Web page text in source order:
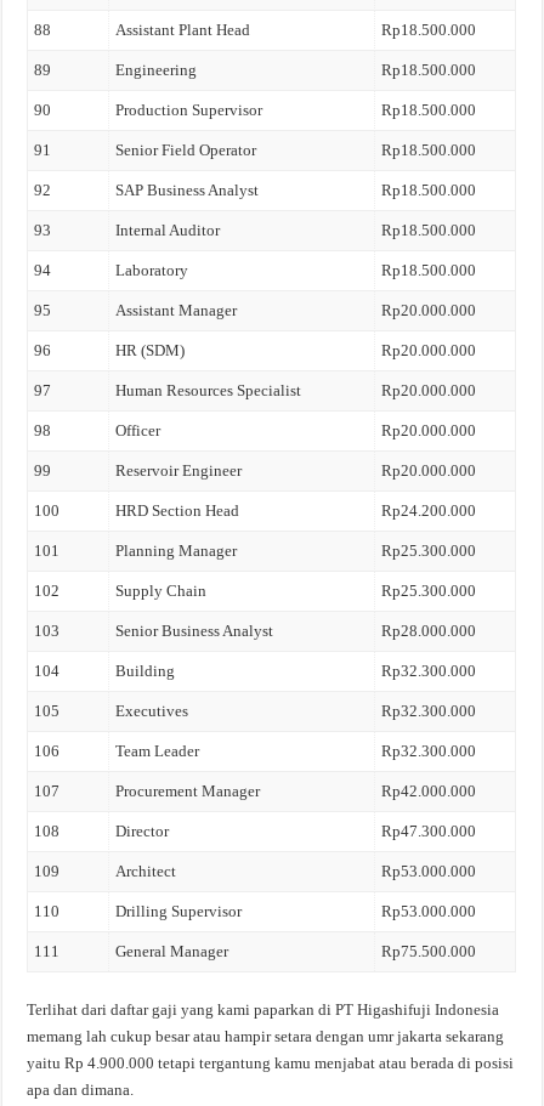
88 Assistant Plant Head Rp18.500.000
89 Engineering Rp18.500.000
90 Production Supervisor Rp18.500.000
91 Senior Field Operator Rp18.500.000
92 SAP Business Analyst Rp18.500.000
93 Internal Auditor Rp18.500.000
94 Laboratory Rp18.500.000
95 Assistant Manager Rp20.000.000
96 HR (SDM) Rp20.000.000
97 Human Resources Specialist Rp20.000.000
98 Officer Rp20.000.000
99 Reservoir Engineer Rp20.000.000
100 HRD Section Head Rp24.200.000
101 Planning Manager Rp25.300.000
102 Supply Chain Rp25.300.000
103 Senior Business Analyst Rp28.000.000
104 Building Rp32.300.000
105 Executives Rp32.300.000
106 Team Leader Rp32.300.000
107 Procurement Manager Rp42.000.000
108 Director Rp47.300.000
109 Architect Rp53.000.000
110 Drilling Supervisor Rp53.000.000
111 General Manager Rp75.500.000
Terlihat dari daftar gaji yang kami paparkan di PT Higashifuji Indonesia
memang lah cukup besar atau hampir setara dengan umr jakarta sekarang
yaitu Rp 4.900.000 tetapi tergantung kamu menjabat atau berada di posisi
apa dan dimana.